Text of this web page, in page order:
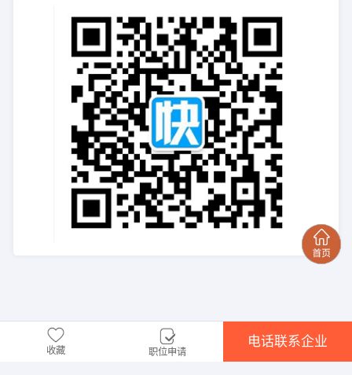
收藏 职位申请
电话联系企业